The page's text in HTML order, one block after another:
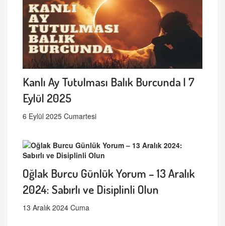
Kanlı Ay Tutulması Balık Burcunda | 7
Eylül 2025
6 Eylül 2025 Cumartesi
Oğlak Burcu Günlük Yorum – 13 Aralık
2024: Sabırlı ve Disiplinli Olun
13 Aralık 2024 Cuma